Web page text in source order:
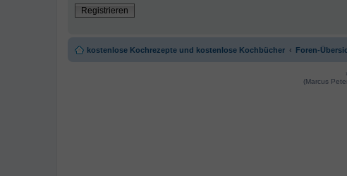
Registrieren
kostenlose Kochrezepte und kostenlose Kochbücher Foren-
(Marcus